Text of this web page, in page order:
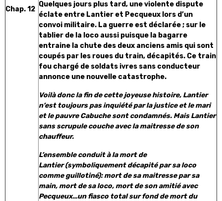
Chap. 12
Quelques jours plus tard, une violente dispute
éclate entre Lantier et Pecqueux lors d’un
convoi militaire. La guerre est déclarée ; sur le
tablier de la loco aussi puisque la bagarre
entraine la chute des deux anciens amis qui sont
coupés par les roues du train, décapités. Ce train
fou chargé de soldats ivres sans conducteur
annonce une nouvelle catastrophe.
Voilà donc la fin de cette joyeuse histoire, Lantier
n’est toujours pas inquiété par la justice et le mari
et le pauvre Cabuche sont condamnés. Mais Lantier
sans scrupule couche avec la maitresse de son
chauffeur.
L’ensemble conduit à la mort de
Lantier (symboliquement décapité par sa loco
comme guillotiné): mort de sa maitresse par sa
main, mort de sa loco, mort de son amitié avec
Pecqueux…un fiasco total sur fond de mort du